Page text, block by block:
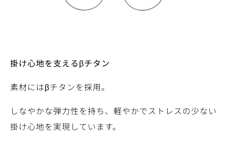
掛け心地を支えるβチタン
素材にはβチタンを採用。
しなやかな弾力性を持ち、軽やかでストレスの少ない
掛け心地を実現しています。